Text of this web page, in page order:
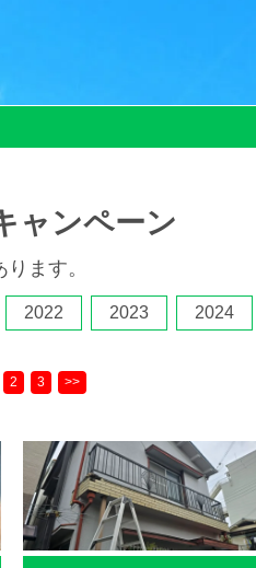
ャンペーン
ます。
2022 2023 2024